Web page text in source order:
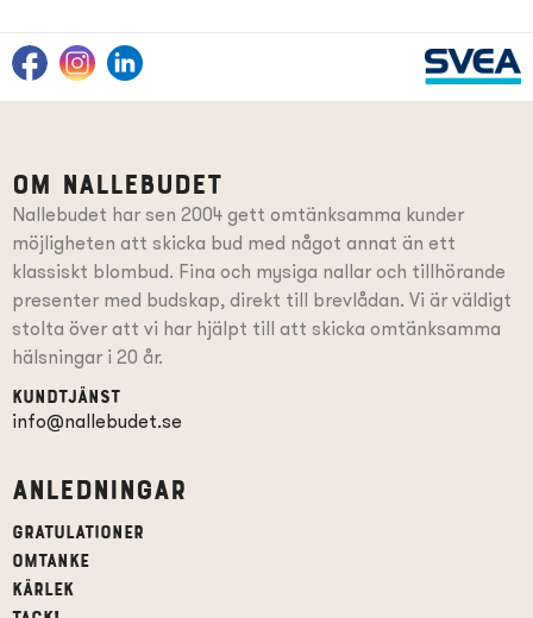
Om Nallebudet
Nallebudet har sen 2004 gett omtänksamma kunder
möjligheten att skicka bud med något annat än ett
klassiskt blombud. Fina och mysiga nallar och tillhörande
presentermed budskap, direkt till brevlådan. Vi är väldigt
stolta över att vi har hjälpt till att skicka omtänksamma
hälsningar i 20 år.
Kundtjänst
info@nallebudet.se
Anledningar
Gratulationer
Omtanke
Kärlek